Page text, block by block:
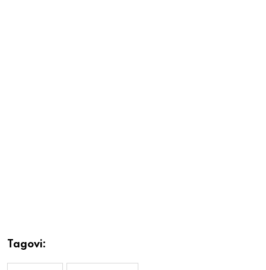
Tagovi: